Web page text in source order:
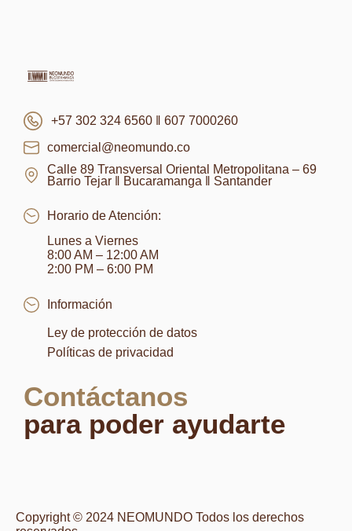
+57 302 324 6560 ‖ 607 7000260
comercial@neomundo.co
Calle 89 Transversal Oriental Metropolitana – 69
Barrio Tejar ‖ Bucaramanga ‖ Santander
Horario de Atención:
Lunes a Viernes
8:00 AM – 12:00 AM
2:00 PM – 6:00 PM
Información
Ley de protección de datos
Políticas de privacidad
Contáctanos
para poder ayudarte
Copyright © 2024 NEOMUNDO Todos los derechos